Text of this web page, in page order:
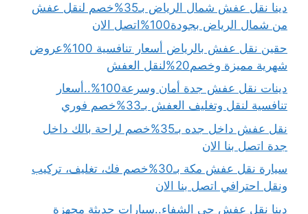
دينا نقل عفش شمال الرياض بـ35%خصم لنقل عفش
من شمال الرياض بجودة100%اتصل الان
حقين نقل عفش بالرياض أسعار تنافسية 100%عروض
شهرية مميزة وخصم20%لنقل العفش
دينات نقل عفش جدة أمان وسرعة100%..أسعار
تنافسية لنقل وتغليف العفش بـ33%خصم فوري
نقل عفش داخل جده بـ35%خصم لراحة بالك داخل
جدة اتصل بنا الان
سيارة نقل عفش مكة بـ30%خصم فك، تغليف، تركيب
ونقل احترافي اتصل بنا الان
دينا نقل عفش حي الشفاء..سيارات حديثة مجهزة